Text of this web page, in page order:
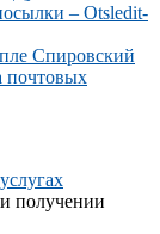
– Otsledit-
Спировский
почтовых
получении